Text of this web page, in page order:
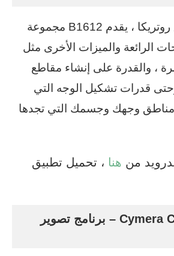
يشبه تقريبا تطبيق روتريكا ، يقدم B1612 مجموعة
الرائعة والميزات الأخرى مثل
، والقدرة على إنشاء مقاطع
قدرات تشكيل الوجه التي
وجهك وجسمك التي تجدها
من هنا ، تحميل تطبيق
تطبيق Cymera Camera – برنامج تصوير